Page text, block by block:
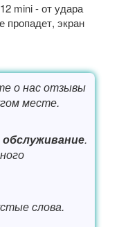
mini - от удара
пропадет, экран
о нас отзывы
месте.
.
слова.